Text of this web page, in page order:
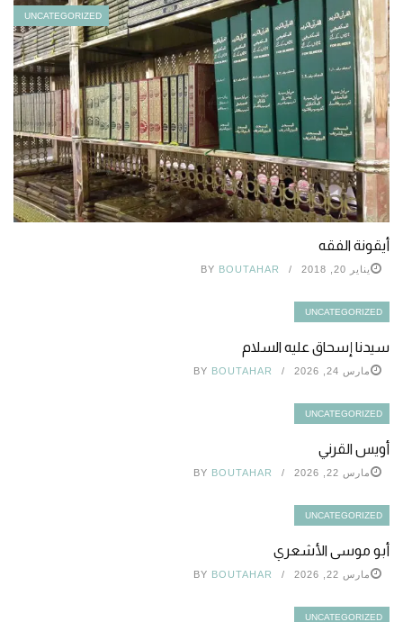
UNCATEGORIZED
أيقونة الفقه
يناير 20, 2018 BY BOUTAHAR
UNCATEGORIZED
سيدنا إسحاق عليه السلام
مارس 24, 2026 BY BOUTAHAR
UNCATEGORIZED
أويس القرني
مارس 22, 2026 BY BOUTAHAR
UNCATEGORIZED
أبو موسى الأشعري
مارس 22, 2026 BY BOUTAHAR
UNCATEGORIZED